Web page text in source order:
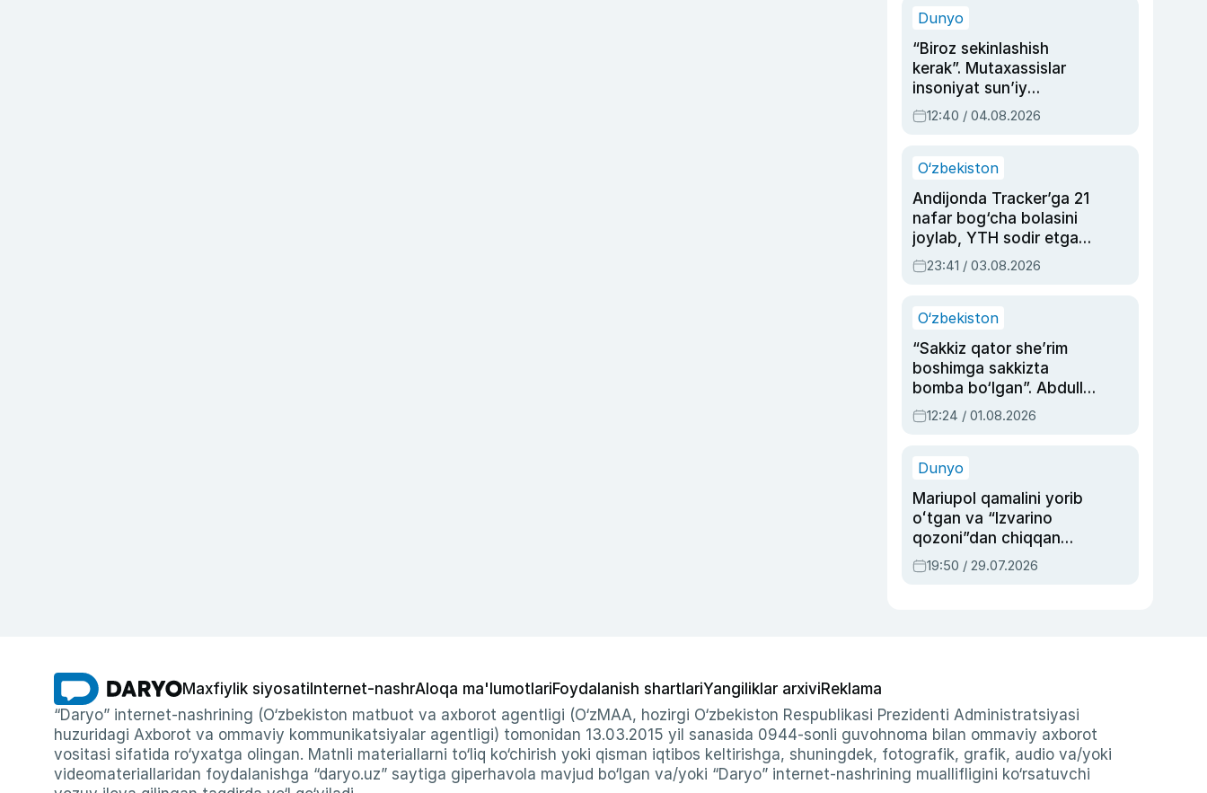
Dunyo
“Biroz sekinlashish
kerak”. Mutaxassislar
insoniyat sun’iy
intellektni boshqara
olmay qolishidan xavotir
12:40 / 04.08.2026
O‘zbekiston
Andijonda Tracker’ga 21
nafar bog‘cha bolasini
joylab, YTH sodir etgan
ayolga sud hukmi o‘qildi
23:41 / 03.08.2026
O‘zbekiston
“Sakkiz qator she’rim
boshimga sakkizta
bomba bo‘lgan”. Abdulla
Oripovni siyosiy
ayblovlardan asrab
12:24 / 01.08.2026
Dunyo
Mariupol qamalini yorib
oʻtgan va “Izvarino
qozoni”dan chiqqan
qahramon — Ukraina
armiyasi bosh
19:50 / 29.07.2026
Maxfiylik siyosati Internet-nashrAloqa ma'lumotlariFoydalanish shartlariYangiliklar arxiviReklama
“Daryo” internet-nashrining (O‘zbekiston matbuot va axborot agentligi (O‘zMAA, hozirgi O‘zbekiston Respublikasi Prezidenti Administratsiyasi
huzuridagi Axborot va ommaviy kommunikatsiyalar agentligi) tomonidan 13.03.2015 yil sanasida 0944-sonli guvohnoma bilan ommaviy axborot
vositasi sifatida ro‘yxatga olingan. Matnli materiallarni to‘liq ko‘chirish yoki qisman iqtibos keltirishga, shuningdek, fotografik, grafik, audio va/yoki
videomateriallaridan foydalanishga “daryo.uz” saytiga giperhavola mavjud bo‘lgan va/yoki “Daryo” internet-nashrining muallifligini ko‘rsatuvchi